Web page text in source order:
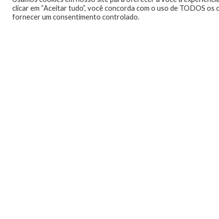
de Mario) ,Shota Nakama (criador da Video Game
ABGS2019acontece entre os dias
clicar em “Aceitar tudo”, você concorda com o uso de TODOS
fornecer um consentimento controlado.